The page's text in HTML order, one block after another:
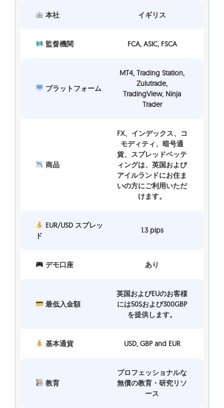
本社 イギリス
監督機関 FCA, ASIC, FSCA
プラットフォーム
MT4, Trading Station,
Zulutrade,
TradingView, Ninja
Trader
商品
FX、インデックス、コ
モディティ、暗号通
貨、スプレッドベッテ
ィングは、英国および
アイルランドにお住ま
いの方にご利用いただ
けます。
EUR/USD スプレッ
ド
1.3 pips
デモ口座 あり
最低入金額
英国およびEUのお客様
には50$および300GBP
を提供します。
基本通貨 USD, GBP and EUR
教育
プロフェッショナルな
無償の教育・研究リソ
ース